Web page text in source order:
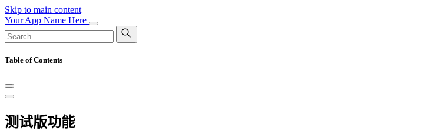
Skip to main content
Your App Name Here
Table of Contents
测试版功能